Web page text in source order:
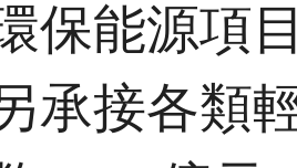
保能源項
承接各類